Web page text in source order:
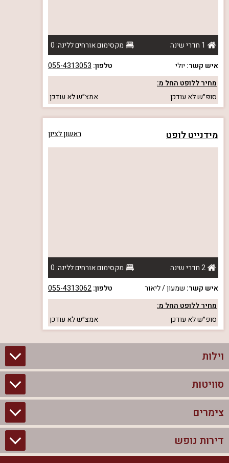
1 חדרי שינה
מקסימום אורחים ללינה: 0
איש קשר: יולי טלפון: 055-4313053
מחיר ללופט החל מ:
סופ״שלא עודכן אמצ״שלא עודכן
מידנייט לופט ראשון לציון
2 חדרי שינה
מקסימום אורחים ללינה: 0
איש קשר: שמעון / ליאור טלפון:055-4313062
מחיר ללופט החל מ:
סופ״שלא עודכן אמצ״שלא עודכן
וילות
וילות בצפון
וילות להשכרה
וילות למסיבת רווקים
סוויטות
סוויטות בצפון
צימרים לזוגות עם בריכה פרטית
צימרים
צימרים בצפון
דירות נופש